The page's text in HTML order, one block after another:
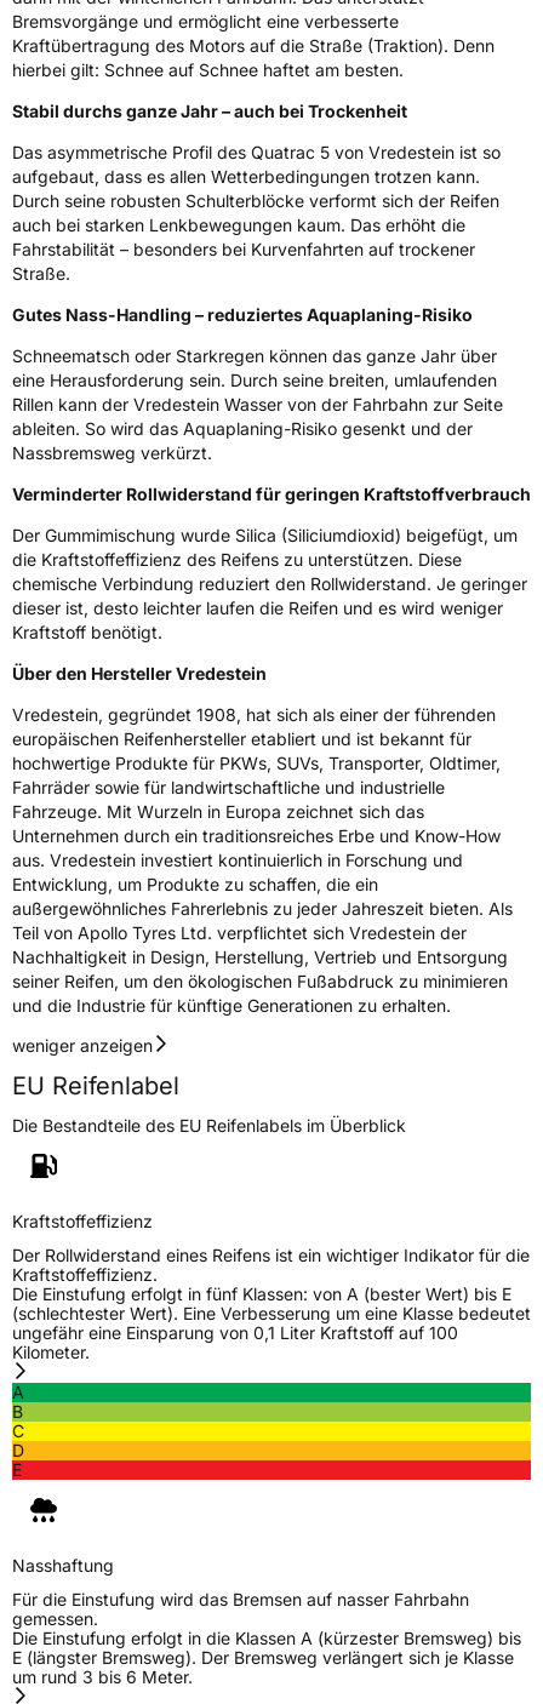
Allgemeine Produktsicherheit (GPSR)
HerstellerkontaktApollo Tyres NL B.V., Ir. E.L.C. Schiffstraat
www.apollotyres.com
Bremsvorgänge und ermöglicht eine verbesserte
Kraftübertragung des Motors auf die Straße (Traktion). Denn
hierbei gilt: Schnee auf Schnee haftet am besten.
Stabil durchs ganze Jahr – auch bei Trockenheit
Das asymmetrische Profil des Quatrac 5 von Vredestein ist so
aufgebaut, dass es allen Wetterbedingungen trotzen kann.
Durch seine robusten Schulterblöcke verformt sich der Reifen
auch bei starken Lenkbewegungen kaum. Das erhöht die
Fahrstabilität – besonders bei Kurvenfahrten auf trockener
Straße.
Gutes Nass-Handling – reduziertes Aquaplaning-Risiko
Schneematsch oder Starkregen können das ganze Jahr über
eine Herausforderung sein. Durch seine breiten, umlaufenden
Rillen kann der Vredestein Wasser von der Fahrbahn zur Seite
ableiten. So wird das Aquaplaning-Risiko gesenkt und der
Nassbremsweg verkürzt.
Verminderter Rollwiderstand für geringen Kraftstoffverbrauch
Der Gummimischung wurde Silica (Siliciumdioxid) beigefügt, um
die Kraftstoffeffizienz des Reifens zu unterstützen. Diese
chemische Verbindung reduziert den Rollwiderstand. Je geringer
dieser ist, desto leichter laufen die Reifen und es wird weniger
Kraftstoff benötigt.
Über den Hersteller Vredestein
Vredestein, gegründet 1908, hat sich als einer der führenden
europäischen Reifenhersteller etabliert und ist bekannt für
hochwertige Produkte für PKWs, SUVs, Transporter, Oldtimer,
Fahrräder sowie für landwirtschaftliche und industrielle
Fahrzeuge. Mit Wurzeln in Europa zeichnet sich das
Unternehmen durch ein traditionsreiches Erbe und Know-How
aus. Vredestein investiert kontinuierlich in Forschung und
Entwicklung, um Produkte zu schaffen, die ein
außergewöhnliches Fahrerlebnis zu jeder Jahreszeit bieten. Als
Teil von Apollo Tyres Ltd. verpflichtet sich Vredestein der
Nachhaltigkeit in Design, Herstellung, Vertrieb und Entsorgung
seiner Reifen, um den ökologischen Fußabdruck zu minimieren
und die Industrie für künftige Generationen zu erhalten.
weniger anzeigen
EU Reifenlabel
Die Bestandteile des EU Reifenlabels im Überblick
Kraftstoffeffizienz
Der Rollwiderstand eines Reifens ist ein wichtiger Indikator für die
Kraftstoffeffizienz.
Die Einstufung erfolgt in fünf Klassen: von A (bester Wert) bis E
(schlechtester Wert). Eine Verbesserung um eine Klasse bedeutet
ungefähr eine Einsparung von 0,1 Liter Kraftstoff auf 100
Kilometer.
A
B
C
D
E
Nasshaftung
Für die Einstufung wird das Bremsen auf nasser Fahrbahn
gemessen.
Die Einstufung erfolgt in die Klassen A (kürzester Bremsweg) bis
E (längster Bremsweg). Der Bremsweg verlängert sich je Klasse
um rund 3 bis 6 Meter.